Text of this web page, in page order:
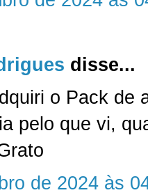
disse...
o Pack de
pelo que vi,
de 2024 às